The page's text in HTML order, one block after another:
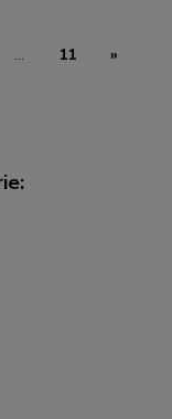
... 11 »